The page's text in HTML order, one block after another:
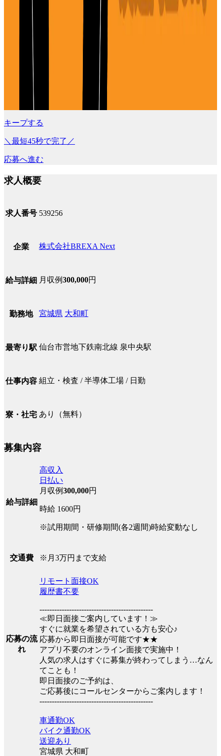
キープする
＼最短45秒で完了／
応募へ進む
求人概要
求人番号 539256
企業 株式会社BREXA Next
給与詳細 月収例300,000円
勤務地 宮城県 大和町
最寄り駅 仙台市営地下鉄南北線 泉中央駅
仕事内容 組立・検査 / 半導体工場 / 日勤
寮・社宅 あり（無料）
募集内容
給与詳細
高収入
日払い
月収例300,000円
時給 1600円
※試用期間・研修期間(各2週間)時給変動なし
交通費 ※月3万円まで支給
応募の流
れ
リモート面接OK
履歴書不要
----------------------------------------------
≪即日面接ご案内しています！≫
すぐに就業を希望されている方も安心♪
応募から即日面接が可能です★★
アプリ不要のオンライン面接で実施中！
人気の求人はすぐに募集が終わってしまう…なん
てことも！
即日面接のご予約は、
ご応募後にコールセンターからご案内します！
----------------------------------------------
車通勤OK
バイク通勤OK
送迎あり
宮城県 大和町